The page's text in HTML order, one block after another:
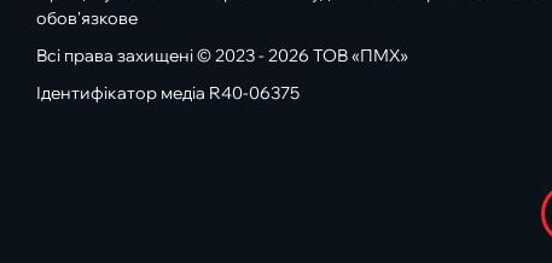
обов'язкове
Всі права захищені © 2023 - 2026 ТОВ «ПМХ»
Ідентифікатор медіа R40-06375